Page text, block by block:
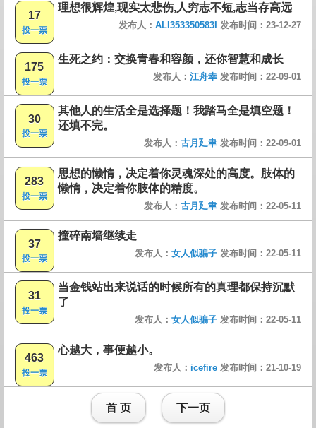
17
投一票
理想很辉煌,现实太悲伤,人穷志不短,志当存高远
发布人： ALI353350583I 发布时间：23-12-27
175
投一票
生死之约：交换青春和容颜，还你智慧和成长
发布人： 江舟幸 发布时间：22-09-01
30
投一票
其他人的生活全是选择题！我踏马全是填空题！
还填不完。
发布人： 古月廴聿 发布时间：22-09-01
283
投一票
思想的懒惰，决定着你灵魂深处的高度。肢体的
懒惰，决定着你肢体的精度。
发布人： 古月廴聿 发布时间：22-05-11
37
投一票
撞碎南墙继续走
发布人： 女人似骗子 发布时间：22-05-11
31
投一票
当金钱站出来说话的时候所有的真理都保持沉默
了
发布人： 女人似骗子 发布时间：22-05-11
463
投一票
心越大，事便越小。
发布人： icefire 发布时间：21-10-19
首 页 下一页